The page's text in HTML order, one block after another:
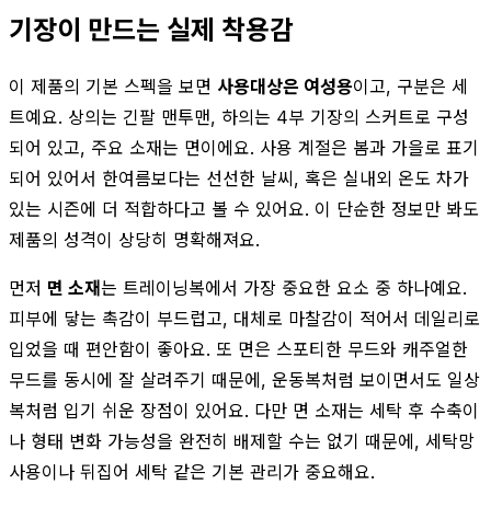
기장이 만드는 실제 착용감
이 제품의 기본 스펙을 보면 사용대상은 여성용이고, 구분은 세
트예요. 상의는 긴팔 맨투맨, 하의는 4부 기장의 스커트로 구성
되어 있고, 주요 소재는 면이에요. 사용 계절은 봄과 가을로 표기
되어 있어서 한여름보다는 선선한 날씨, 혹은 실내외 온도 차가
있는 시즌에 더 적합하다고 볼 수 있어요. 이 단순한 정보만 봐도
제품의 성격이 상당히 명확해져요.
먼저 면 소재는 트레이닝복에서 가장 중요한 요소 중 하나예요.
피부에 닿는 촉감이 부드럽고, 대체로 마찰감이 적어서 데일리로
입었을 때 편안함이 좋아요. 또 면은 스포티한 무드와 캐주얼한
무드를 동시에 잘 살려주기 때문에, 운동복처럼 보이면서도 일상
복처럼 입기 쉬운 장점이 있어요. 다만 면 소재는 세탁 후 수축이
나 형태 변화 가능성을 완전히 배제할 수는 없기 때문에, 세탁망
사용이나 뒤집어 세탁 같은 기본 관리가 중요해요.